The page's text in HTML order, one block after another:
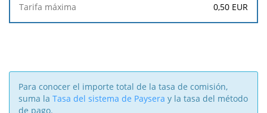
0,50 EUR
Para conocer el importe total de la tasa de comisión,
suma la Tasa del sistema de Paysera y la tasa del método
de pago.